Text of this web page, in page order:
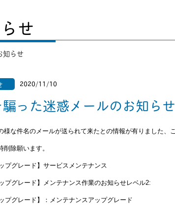
せ
知らせ
2020/11/10
騙った迷惑メールのお知らせ
様な件名のメールが送られて来たとの情報が有りました
削除願います。
プグレード】サービスメンテナンス
プグレード】メンテナンス作業のお知らせレベル2:
プグレード】：メンテナンスアップグレード